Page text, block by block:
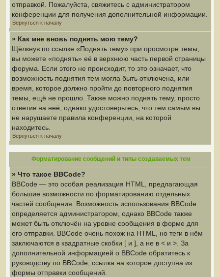
отправкой. Пожалуйста, свяжитесь с администратором
конференции для получения дополнительной информации.
Вернуться к началу
» Как мне вновь поднять мою тему?
Щёлкнув по ссылке «Поднять тему» при просмотре темы,
вы можете «поднять» её в верхнюю часть первой страницы
форума. Если этого не происходит, то это означает, что
возможность поднятия тем могла быть отключена, или
время, которое должно пройти до повторного поднятия
темы, ещё не прошло. Также можно поднять тему, просто
ответив на неё, однако удостоверьтесь, что тем самым вы
не нарушаете правила конференции, на которой
находитесь.
Вернуться к началу
Форматирование сообщений и типы создаваемых тем
» Что такое BBCode?
BBCode — это особая реализация HTML, предлагающая
большие возможности по форматированию отдельных
частей сообщения. Возможность использования BBCode
определяется администратором, однако BBCode также
может быть отключён на уровне сообщения в форме для
его отправки. BBCode очень похож на HTML, но теги в нём
заключаются в квадратные скобки [ и ], а не в < и >. За
дополнительной информацией о BBCode обратитесь к
руководству по BBCode, ссылка на которое доступна из
формы отправки сообщений.